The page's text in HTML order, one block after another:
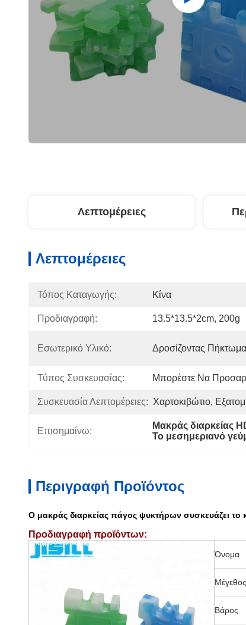
Λεπτομέρειες
Λεπτομέρειες
Τόπος Καταγωγής: Κίνα
Προδιαγραφή: 13.5*13.5*2cm, 200g
Εσωτερικό Υλικό: Δροσίζοντας Πήκτωμα
Τύπος Συσκευασίας: Μπορέστε Να
Συσκευασία Λεπτομέρειες: Χαρτοκιβώτιο,
Επισημαίνω:
Μακράς διαρκείας
Το μεσημεριανό
Περιγραφή Προϊόντος
Ο μακράς διαρκείας πάγος ψυκτήρων συσκευάζει το
Προδιαγραφή προϊόντων:
Όνομα
Μέγεθος
Βάρος